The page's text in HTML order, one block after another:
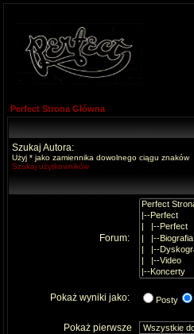
Perfect Strona Główna
Szukaj Autora:
Użyj * jako zamiennika dowolnego ciągu znaków
Szukaj użytkowników
Forum:
Pokaż wyniki jako: Posty
Pokaż pierwsze